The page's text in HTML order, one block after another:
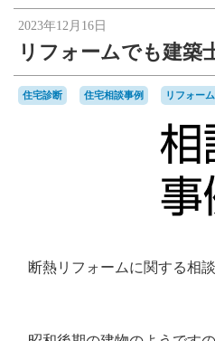
2023年12月16日
リフォームでも建築
住宅診断 住宅相談事例 リフォー
断熱リフォームに関する相談